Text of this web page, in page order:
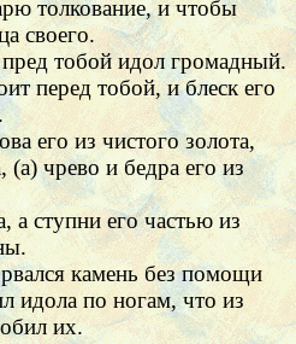
толкование, и чтобы
своего.
тобой идол громадный.
перед тобой, и блеск его
его из чистого золота,
(а) чрево и бедра его из
а ступни его частью из
камень без помощи
идола по ногам, что из
их.